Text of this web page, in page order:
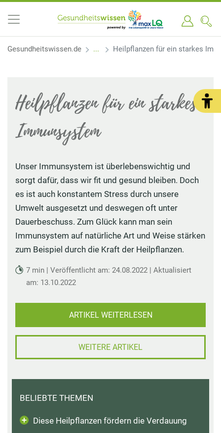
Gesundheitswissen.de Heilpflanzen für ein starkes
Heilpflanzen für ein starkes
Immunsystem
Unser Immunsystem ist überlebenswichtig und
sorgt dafür, dass wir fit und gesund bleiben. Doch
es ist auch konstantem Stress durch unsere
Umwelt ausgesetzt und deswegen oft unter
Dauerbeschuss. Zum Glück kann man sein
Immunsystem auf natürliche Art und Weise stärken
zum Beispiel durch die Kraft der Heilpflanzen.
7 min | Veröffentlicht am: 24.08.2022 | Aktualisiert
am: 13.10.2022
ARTIKEL WEITERLESEN
WEITERE ARTIKEL
BELIEBTE THEMEN
Diese Heilpflanzen fördern die Verdauung